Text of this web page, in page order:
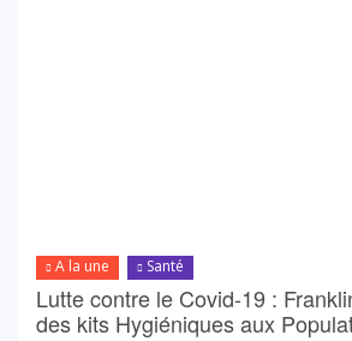
A la une Santé
Lutte contre le Covid-19 :
des kits Hygiéniques aux